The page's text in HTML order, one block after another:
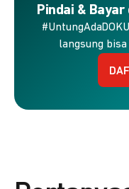
Pindai & Bayar
langsung